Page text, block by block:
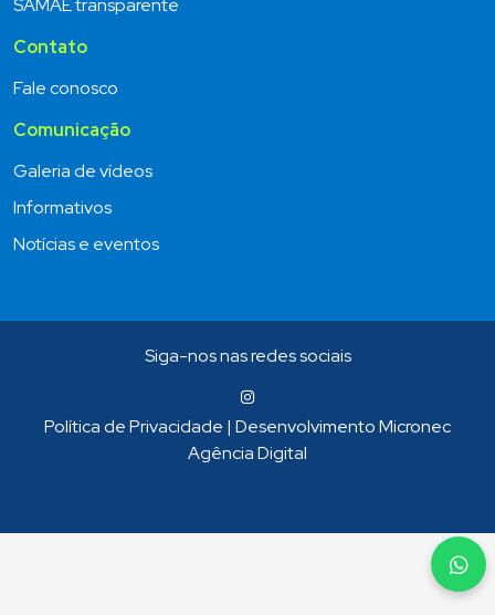
SAMAE transparente
Contato
Fale conosco
Comunicação
Galeria de vídeos
Informativos
Notícias e eventos
Siga-nos nas redes sociais
Política de Privacidade | Desenvolvimento Micronec
Agência Digital